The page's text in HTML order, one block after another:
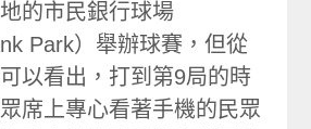
的市民銀行球場
Park）舉辦球賽，但從
以看出，打到第9局的時
席上專心看著手機的民眾